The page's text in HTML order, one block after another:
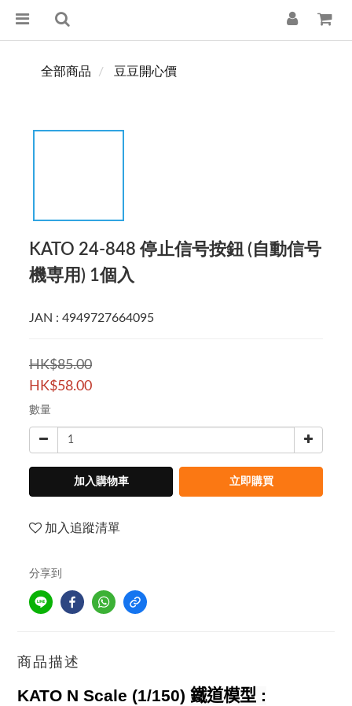
全部商品 豆豆開心價
KATO 24-848 停止信号按鈕 (自動信号
機専用) 1個入
JAN : 4949727664095
HK$85.00
HK$58.00
數量
加入購物車 立即購買
加入追蹤清單
分享到
商品描述
KATO N Scale (1/150) 鐵道模型 :